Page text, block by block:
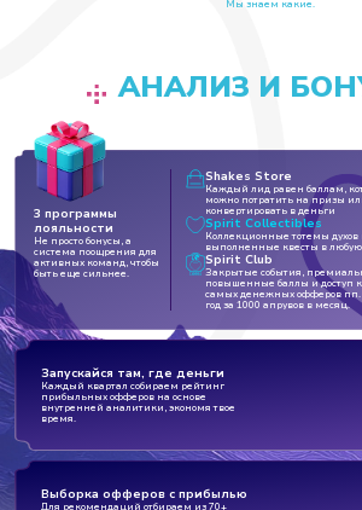
Мы знаем какие.
АНАЛИЗ И
Запускайся там, где деньги
Каждый квартал собираем рейтинг
прибыльных офферов на основе
внутренней аналитики, экономя твое
время.
Выборка офферов с прибылью
Для рекомендаций отбираем из 70+
3 программы
лояльности
Не просто бонусы, а
система поощрения для
активных команд, чтобы
быть еще сильнее.
Shakes Store
Каждый лид равен баллам,
можно потратить на призы
конвертировать в деньги
Spirit Collectibles
Коллекционные тотемы духов
выполненные квесты в любую
Spirit Club
Закрытые события,
повышенные баллы и доступ
самых денежных офферов пп.
год за 1000 апрувов в месяц.